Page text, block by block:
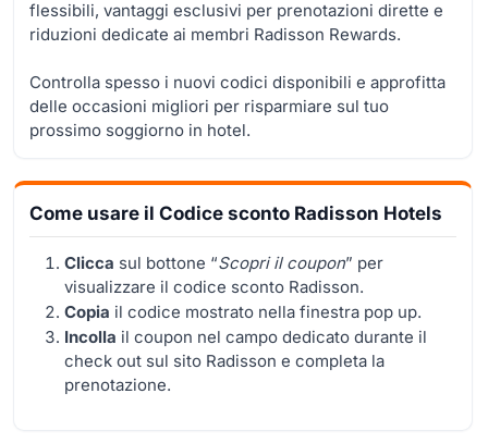
flessibili, vantaggi esclusivi per prenotazioni dirette e
riduzioni dedicate ai membri Radisson Rewards.
Controlla spesso i nuovi codici disponibili e approfitta
delle occasioni migliori per risparmiare sul tuo
prossimo soggiorno in hotel.
Come usare il Codice sconto Radisson Hotels
Clicca sul bottone “Scopri il coupon” per
visualizzare il codice sconto Radisson.
Copia il codice mostrato nella finestra pop up.
Incolla il coupon nel campo dedicato durante il
check out sul sito Radisson e completa la
prenotazione.